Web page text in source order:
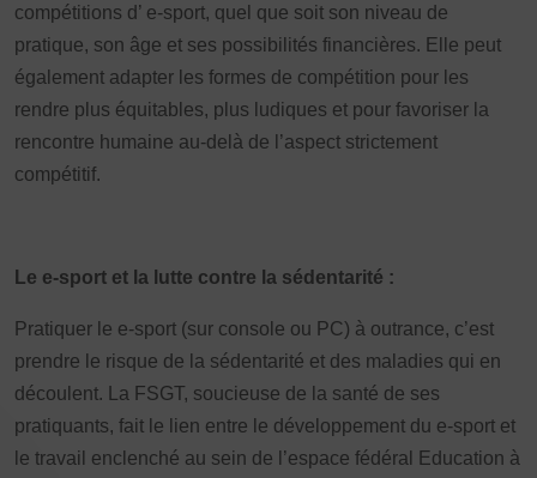
JE SOUHAITE TROUVER UNE ACTIVITÉ SPORTIVE
Activités d’entretien, de forme et de santé
Activités physiques de danse et d’expression
Atelier d’aventure motrice des 0 – 3 ans
Athlé-Marche nordique
JE SOUHAITE TROUVER UN COMITÉ
JE SOUHAITE ADHÉRER
Affiliation
Honorabilité
Licence Omnisports
Certificat Médical
compétitions d’ e-sport, quel que soit son niveau de
pratique, son âge et ses possibilités financières. Elle peut
également adapter les formes de compétition pour les
rendre plus équitables, plus ludiques et pour favoriser la
rencontre humaine au-delà de l’aspect strictement
compétitif.
Le e-sport et la lutte contre la sédentarité :
Pratiquer le e-sport (sur console ou PC) à outrance, c’est
prendre le risque de la sédentarité et des maladies qui en
découlent. La FSGT, soucieuse de la santé de ses
pratiquants, fait le lien entre le développement du e-sport et
le travail enclenché au sein de l’espace fédéral Education à